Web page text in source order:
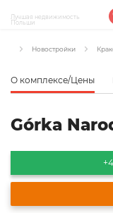
Лучшая недвижимость
Польши
Новостройки
О комплексе/Цены
Górka